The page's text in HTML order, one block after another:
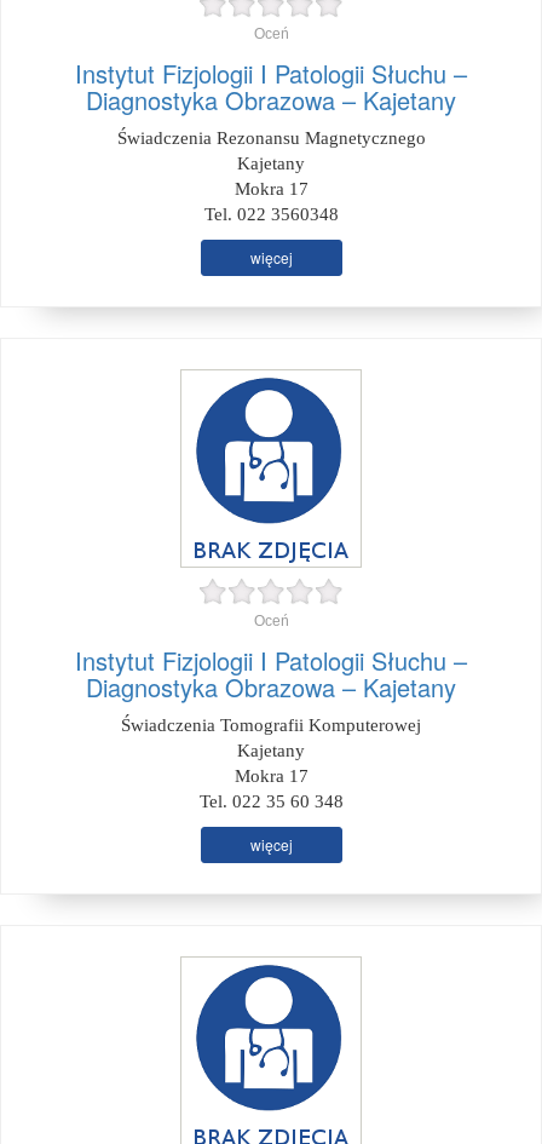
Oceń
Instytut Fizjologii I Patologii Słuchu –
Diagnostyka Obrazowa – Kajetany
Świadczenia Rezonansu Magnetycznego
Kajetany
Mokra 17
Tel. 022 3560348
więcej
Oceń
Instytut Fizjologii I Patologii Słuchu –
Diagnostyka Obrazowa – Kajetany
Świadczenia Tomografii Komputerowej
Kajetany
Mokra 17
Tel. 022 35 60 348
więcej